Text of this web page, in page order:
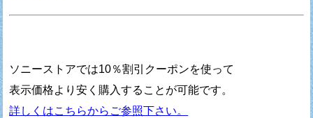
ソニーストアでは10％割引クーポンを使って
表示価格より安く購入することが可能です。
詳しくはこちらからご参照下さい。